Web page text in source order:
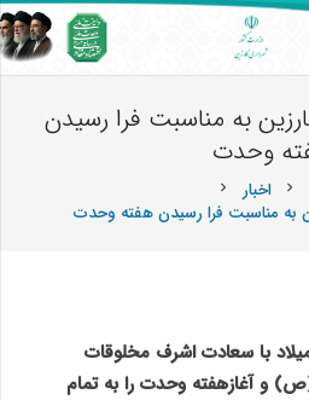
به مناسبت فرا رسیدن
وحدت
chevron_right اخبار chevron_right
به مناسبت فرا رسیدن هفته وحدت
با سعادت اشرف مخلوقات
آغازهفته وحدت را به تمام